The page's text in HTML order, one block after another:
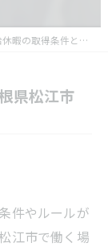
島根県松江市で知っておきたい利用ルール
県松江市
件やルールが
江市で働く場